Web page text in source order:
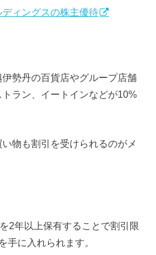
ィングスの株主優待
勢丹の百貨店やグループ店舗
ラン、イートインなどが10%
物も割引を受けられるのがメ
2年以上保有することで割引限
手に入れられます。